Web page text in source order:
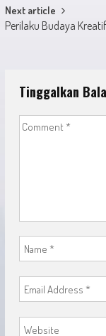
Next article
Perilaku Budaya
Tinggalkan